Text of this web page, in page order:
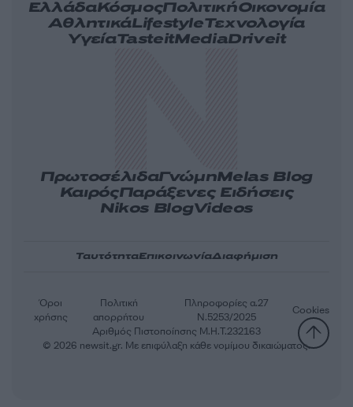
ΕλλάδαΚόσμοςΠολιτικήΟικονομία
ΑθλητικάLifestyleΤεχνολογία
ΥγείαTasteitMediaDriveit
ΠρωτοσέλιδαΓνώμηMelas Blog
ΚαιρόςΠαράξενες Ειδήσεις
Nikos BlogVideos
ΤαυτότηταΕπικοινωνίαΔιαφήμιση
Αριθμός Πιστοποίησης Μ.Η.Τ.232163
Όροι
χρήσης
Πολιτική
απορρήτου
Πληροφορίες α.27
Ν.5253/2025
Cookies
© 2026 newsit.gr. Με επιφύλαξη κάθε νομίμου δικαιώματος.